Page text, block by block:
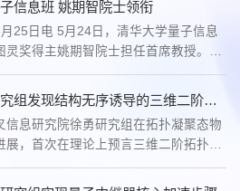
信息班 姚期智院士领衔
日电 5月24日，清华大学量子信息
奖得主姚期智院士担任首席教授。这
班、人工智能班之后，姚期智院士创...
清华大学徐勇研究组发现结构无序诱导的三维二阶拓扑绝缘体
信息研究院徐勇研究组在拓扑凝聚态物
，首次在理论上预言三维二阶拓扑绝
扑平庸相到二阶拓扑绝缘体的量子相